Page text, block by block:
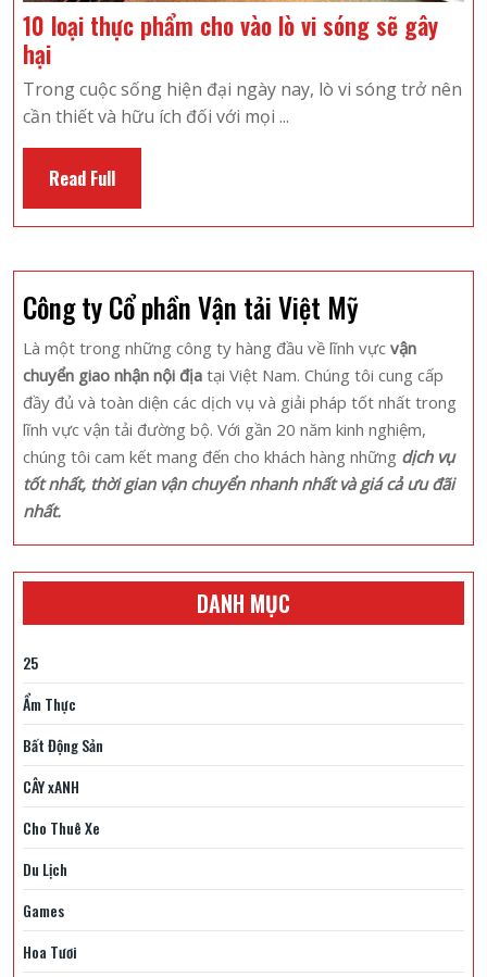
10 loại thực phẩm cho vào lò vi sóng sẽ gây
hại10
loại
thực
cho
vào
lò
sóng
sẽ
gây
hại
Trong cuộc sống hiện đại ngày nay, lò vi sóng trở nên
cần thiết và hữu ích đối với mọi ...
Read FullRead
Full
Công ty Cổ phần Vận tải Việt Mỹ
Là một trong những công ty hàng đầu về lĩnh vực vận
chuyển giao nhận nội địa tại Việt Nam. Chúng tôi cung cấp
đầy đủ và toàn diện các dịch vụ và giải pháp tốt nhất trong
lĩnh vực vận tải đường bộ. Với gần 20 năm kinh nghiệm,
chúng tôi cam kết mang đến cho khách hàng những dịch vụ
tốt nhất, thời gian vận chuyển nhanh nhất và giá cả ưu đãi
nhất.
DANH MỤC
25
Ẩm Thực
Bất Động Sản
CÂY xANH
Cho Thuê Xe
Du Lịch
Games
Hoa Tươi